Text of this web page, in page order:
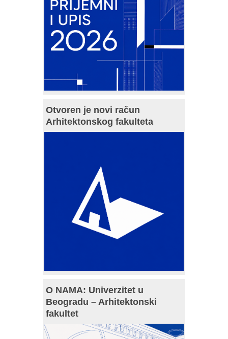
Otvoren je novi račun
Arhitektonskog fakulteta
O NAMA: Univerzitet u
Beogradu – Arhitektonski
fakultet